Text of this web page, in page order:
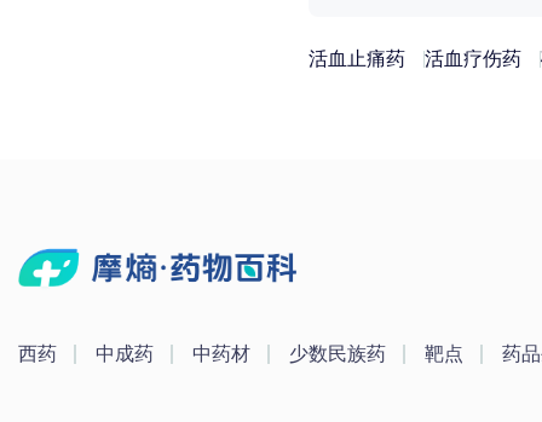
活血止痛药 活血疗伤药
西药 中成药 中药材 少数民族药 靶点 药